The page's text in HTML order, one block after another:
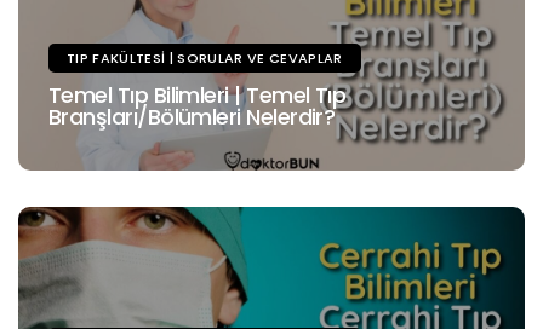
TIP FAKÜLTESI | SORULAR VE CEVAPLAR
Temel Tıp Bilimleri | Temel Tıp
Branşları/Bölümleri Nelerdir?